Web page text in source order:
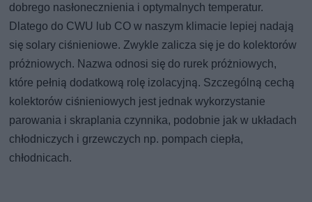
dobrego nasłonecznienia i optymalnych temperatur.
Dlatego do CWU lub CO w naszym klimacie lepiej nadają
się solary ciśnieniowe. Zwykle zalicza się je do kolektorów
próżniowych. Nazwa odnosi się do rurek próżniowych,
które pełnią dodatkową rolę izolacyjną. Szczególną cechą
kolektorów ciśnieniowych jest jednak wykorzystanie
parowania i skraplania czynnika, podobnie jak w układach
chłodniczych i grzewczych np. pompach ciepła,
chłodnicach.